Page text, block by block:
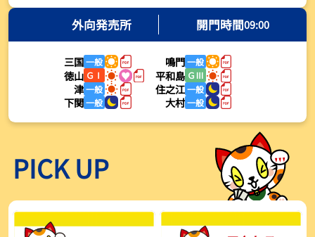
【ボートレース】荒木颯斗が地元勢でただ１人優出果たす「地元で
初優勝したい」／常滑 - 日刊スポーツ
2026年08月03日
【ボートレース】４枠で優出の塚越海斗が強気節「攻めていくレー
スをします」／常滑 - 日刊スポーツ
2026年08月03日
【ボートレース】広瀬凜が接戦制して２着で優出「出足、回り足は
【とこなめボート】塚越海斗が優勝戦で脅威の伸びを披露する「合
ったときの伸びは自分が一番」
2026年08月03日
外向発売所 開門時間09:00
三国一般 鳴門一般
徳山 ＧⅠ 平和島 ＧⅢ
津一般 住之江一般
下関一般 大村一般
PICK UP